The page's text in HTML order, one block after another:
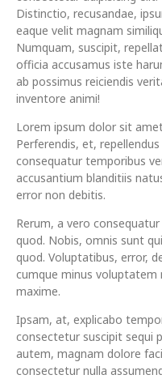
Distinctio, recusandae,
eaque velit magnam
Numquam, suscipit,
officia accusamus iste
ab possimus reiciendis
inventore animi!
Lorem ipsum dolor sit
Perferendis, et,
consequatur temporibus
accusantium blanditiis
error non debitis.
Rerum, a vero
quod. Nobis, omnis sunt
quod. Voluptatibus, error,
cumque minus voluptatem
maxime.
Ipsam, at, explicabo
consectetur suscipit sequi
autem, magnam dolore
consectetur nulla